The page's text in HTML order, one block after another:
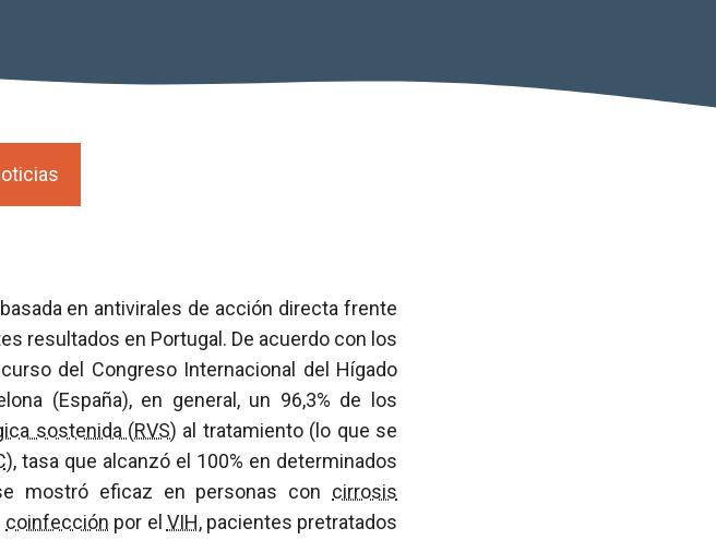
en antivirales de acción directa frente
resultados en Portugal. De acuerdo con los
del Congreso Internacional del Hígado
(España), en general, un 96,3% de los
sostenida (RVS) al tratamiento (lo que se
), tasa que alcanzó el 100% en determinados
mostró eficaz en personas con cirrosis
coinfección por el VIH, pacientes pretratados